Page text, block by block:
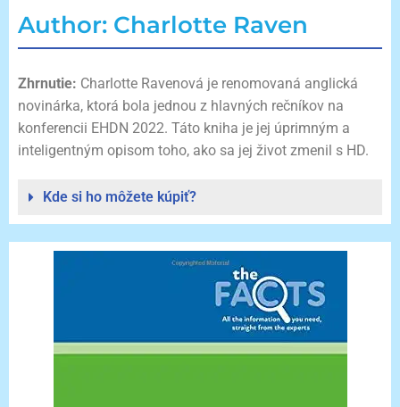
Author: Charlotte Raven
Zhrnutie: Charlotte Ravenová je renomovaná anglická
novinárka, ktorá bola jednou z hlavných rečníkov na
konferencii EHDN 2022. Táto kniha je jej úprimným a
inteligentným opisom toho, ako sa jej život zmenil s HD.
Kde si ho môžete kúpiť?